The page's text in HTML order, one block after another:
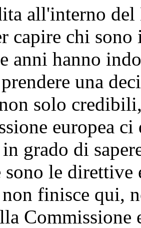
all'interno
capire chi
anni hanno
una
solo
europea ci
grado di
le direttive
non finisce qui,